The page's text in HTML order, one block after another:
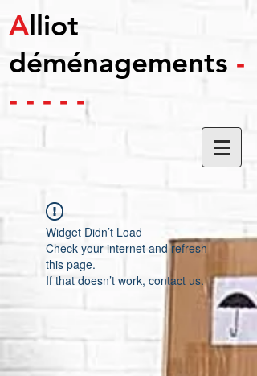
Alliot
déménagements -
- - - - -
Widget Didn’t Load
Check your internet and refresh
this page.
If that doesn’t work, contact us.